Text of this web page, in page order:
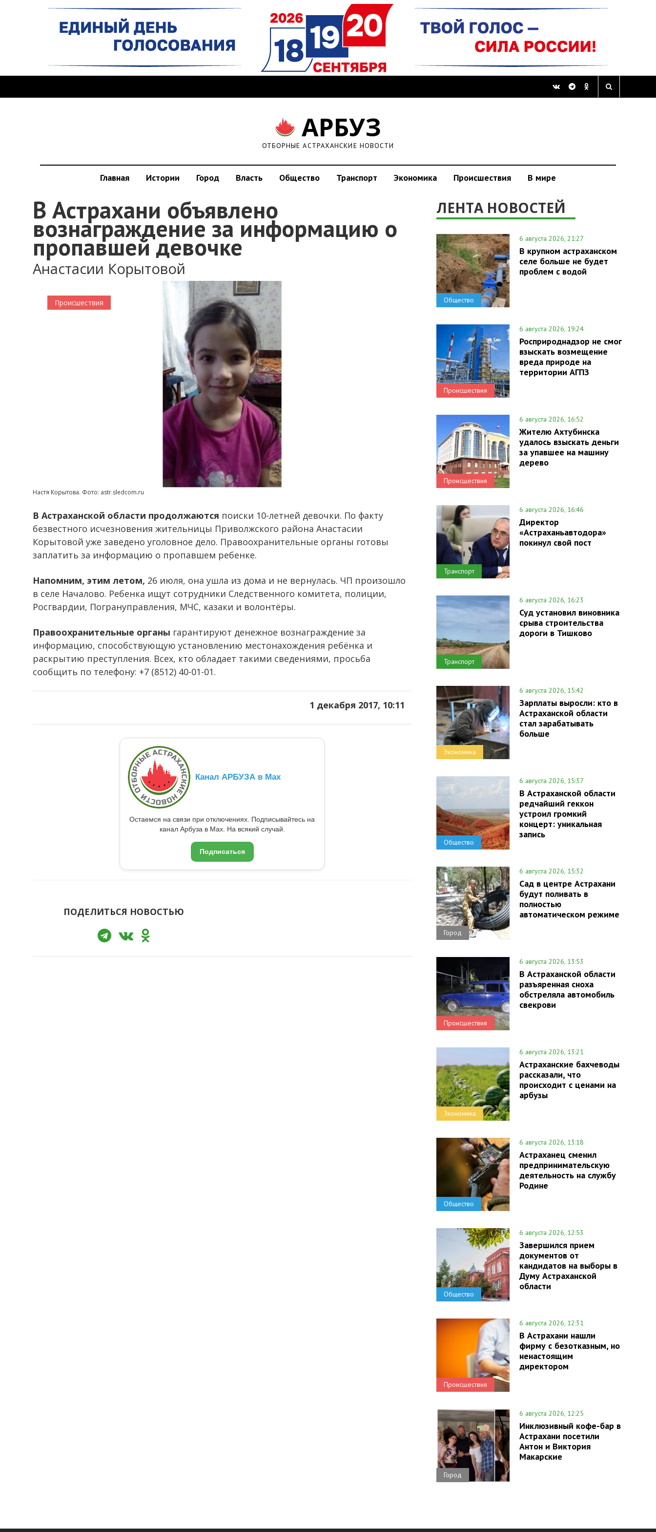
АРБУЗ
ОТБОРНЫЕ АСТРАХАНСКИЕ НОВОСТИ
Главная Истории Город Власть Общество Транспорт Экономика Происшествия В мире
В Астрахани объявлено
вознаграждение за информацию о
пропавшей девочке
Анастасии Корытовой
Происшествия
Настя Корытова. Фото: astr.sledcom.ru
В Астраханской области продолжаются поиски 10-летней девочки. По факту
безвестного исчезновения жительницы Приволжского района Анастасии
Корытовой уже заведено уголовное дело. Правоохранительные органы готовы
заплатить за информацию о пропавшем ребенке.
Напомним, этим летом, 26 июля, она ушла из дома и не вернулась. ЧП произошло
в селе Началово. Ребенка ищут сотрудники Следственного комитета, полиции,
Росгвардии, Погрануправления, МЧС, казаки и волонтёры.
Правоохранительные органы гарантируют денежное вознаграждение за
информацию, способствующую установлению местонахождения ребёнка и
раскрытию преступления. Всех, кто обладает такими сведениями, просьба
сообщить по телефону: +7 (8512) 40-01-01.
1 декабря 2017, 10:11
Канал АРБУЗА в Max
Остаемся на связи при отключениях. Подписывайтесь на
канал Арбуза в Max. На всякий случай.
Подписаться
ПОДЕЛИТЬСЯ НОВОСТЬЮ
ЛЕНТА НОВОСТЕЙ
Общество
6 августа 2026, 21:27
В крупном астраханском
селе больше не будет
проблем с водой
Происшествия
6 августа 2026, 19:24
Росприроднадзор не смог
взыскать возмещение
вреда природе на
территории АГПЗ
Происшествия
6 августа 2026, 16:52
Жителю Ахтубинска
удалось взыскать деньги
за упавшее на машину
дерево
Транспорт
6 августа 2026, 16:46
Директор
«Астраханьавтодора»
покинул свой пост
Транспорт
6 августа 2026, 16:23
Суд установил виновника
срыва строительства
дороги в Тишково
Экономика
6 августа 2026, 15:42
Зарплаты выросли: кто в
Астраханской области
стал зарабатывать
больше
Общество
6 августа 2026, 15:37
В Астраханской области
редчайший геккон
устроил громкий
концерт: уникальная
запись
Город
6 августа 2026, 15:32
Сад в центре Астрахани
будут поливать в
полностью
автоматическом режиме
Происшествия
6 августа 2026, 13:53
В Астраханской области
разъяренная сноха
обстреляла автомобиль
свекрови
Экономика
6 августа 2026, 13:21
Астраханские бахчеводы
рассказали, что
происходит с ценами на
арбузы
Общество
6 августа 2026, 13:18
Астраханец сменил
предпринимательскую
деятельность на службу
Родине
Общество
6 августа 2026, 12:53
Завершился прием
документов от
кандидатов на выборы в
Думу Астраханской
области
Происшествия
6 августа 2026, 12:31
В Астрахани нашли
фирму с безотказным, но
ненастоящим
директором
Город
6 августа 2026, 12:25
Инклюзивный кофе-бар в
Астрахани посетили
Антон и Виктория
Макарские